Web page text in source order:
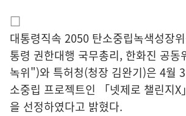
□
대통령직속 2050 탄소중립녹색성장
통령 권한대행 국무총리, 한화진 공
녹위")와 특허청(청장 김완기)은 4월
소중립 프로젝트인 「넷제로 챌린지X
을 선정하였다고 밝혔다.